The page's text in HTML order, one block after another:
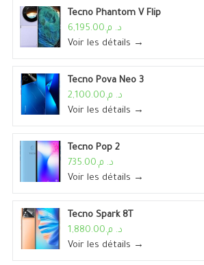
Tecno Phantom V Flip
د. م.6,195.00
Voir les détails →
Tecno Pova Neo 3
د. م.2,100.00
Voir les détails →
Tecno Pop 2
د. م.735.00
Voir les détails →
Tecno Spark 8T
د. م.1,880.00
Voir les détails →